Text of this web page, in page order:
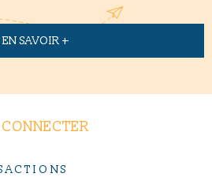
EN SAVOIR +
CONNECTER